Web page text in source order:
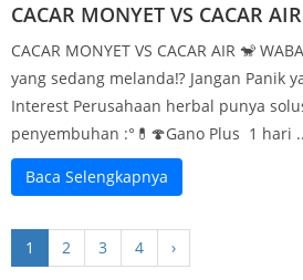
CACAR MONYET VS CACAR AIR
CACAR MONYET VS CACAR AIR 🐒
yang sedang melanda⁉️ Jangan Panik
Interest Perusahaan herbal punya
penyembuhan :°💊🍄Gano Plus 1 hari
Baca Selengkapnya
1 2 3 4 ›